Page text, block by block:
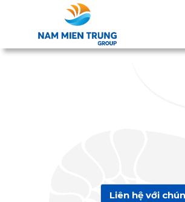
Liên hệ với